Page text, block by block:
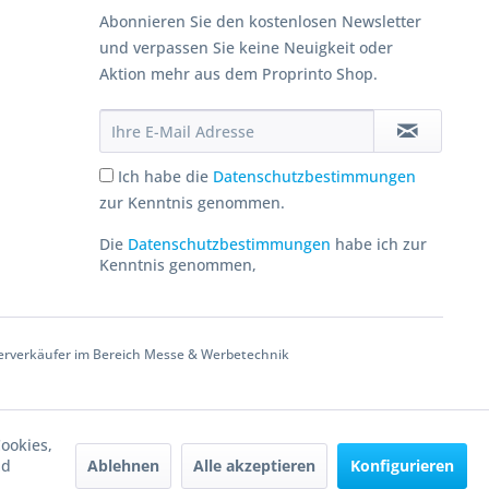
Abonnieren Sie den kostenlosen Newsletter
und verpassen Sie keine Neuigkeit oder
Aktion mehr aus dem Proprinto Shop.
Ich habe die Datenschutzbestimmungen
zur Kenntnis genommen.
Die Datenschutzbestimmungen habe ich zur
Kenntnis genommen,
im Bereich Messe & Werbetechnik
Ablehnen Alle akzeptieren Konfigurieren